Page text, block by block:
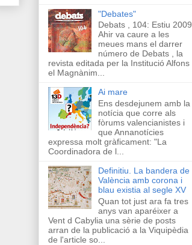
"Debates"
Debats , 104: Estiu 2009
Ahir va caure a les
meues mans el darrer
número de Debats , la
revista editada per la Institució Alfons
el Magnànim...
Ai mare
Ens desdejunem amb la
notícia que corre als
fòrums valencianistes i
que Annanotícies
expressa molt gràficament: "La
Coordinadora de l...
Definitiu. La bandera de
València amb corona i
blau existia al segle XV
Quan tot just ara fa tres
anys van aparéixer a
Vent d Cabylia una sèrie de posts
arran de la publicació a la Viquipèdia
de l'article so...